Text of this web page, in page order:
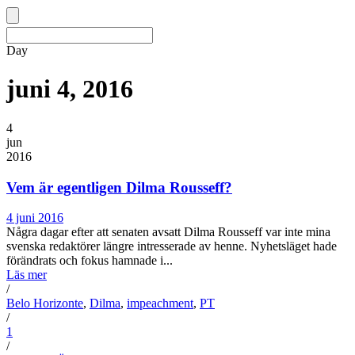
Day
juni 4, 2016
4
jun
2016
Vem är egentligen Dilma Rousseff?
4 juni 2016
Några dagar efter att senaten avsatt Dilma Rousseff var inte mina
svenska redaktörer längre intresserade av henne. Nyhetsläget hade
förändrats och fokus hamnade i...
Läs mer
/
Belo Horizonte, Dilma, impeachment, PT
/
1
/